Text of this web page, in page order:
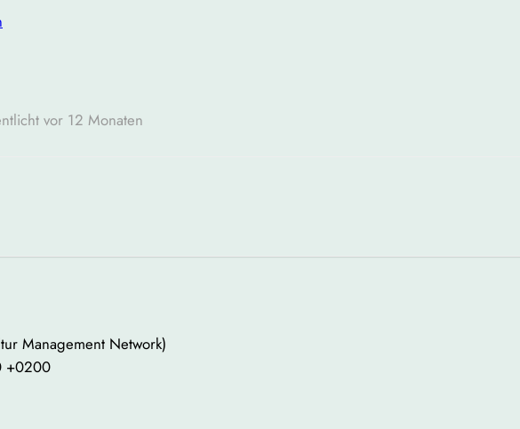
vor 12 Monaten
Management Network)
+0200